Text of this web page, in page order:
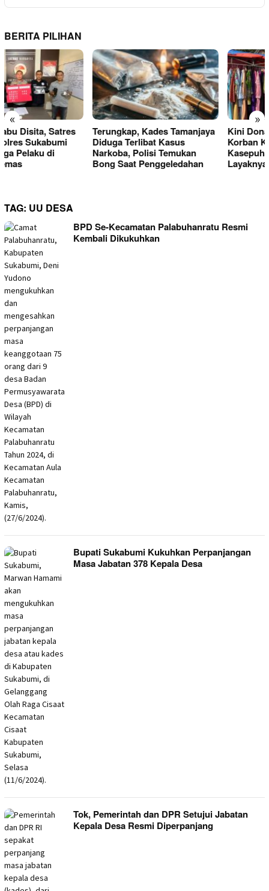
BERITA PILIHAN
« »
Terungkap, Kades Tamanjaya
Diduga Terlibat Kasus
Narkoba, Polisi Temukan
Bong Saat Penggeledahan
Kini Donasi Pakaian untuk
Korban Kebakaran
Kasepuhan Cipta Mulia Ditata
Layaknya Toko,
TAG: UU DESA
BPD Se-Kecamatan Palabuhanratu Resmi
Kembali Dikukuhkan
Bupati Sukabumi Kukuhkan Perpanjangan
Masa Jabatan 378 Kepala Desa
Tok, Pemerintah dan DPR Setujui Jabatan
Kepala Desa Resmi Diperpanjang